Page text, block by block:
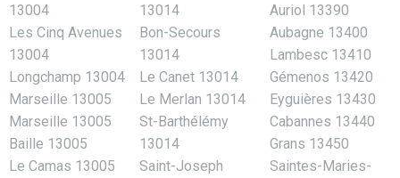
13004
Les Cinq Avenues
13004
Longchamp 13004
Marseille 13005
Marseille 13005
Baille 13005
Le Camas 13005
13014
Bon-Secours
13014
Le Canet 13014
Le Merlan 13014
St-Barthélémy
13014
Saint-Joseph
Auriol 13390
Aubagne 13400
Lambesc 13410
Gémenos 13420
Eyguières 13430
Cabannes 13440
Grans 13450
Saintes-Maries-